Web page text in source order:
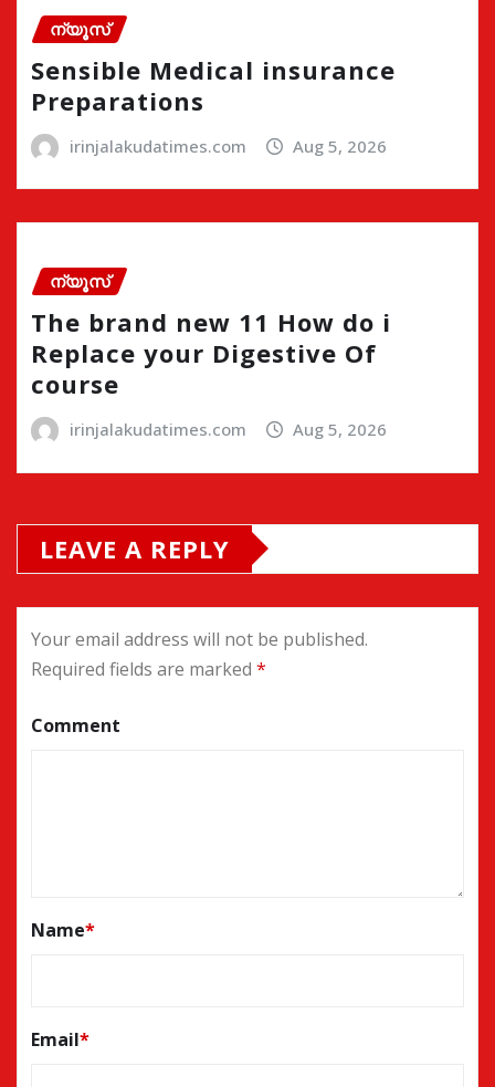
ന്യൂസ്
Sensible Medical insurance
Preparations
irinjalakudatimes.com Aug 5, 2026
ന്യൂസ്
The brand new 11 How do i
Replace your Digestive Of
course
irinjalakudatimes.com Aug 5, 2026
LEAVE A REPLY
Your email address will not be published.
Required fields are marked *
Comment
Name*
Email*